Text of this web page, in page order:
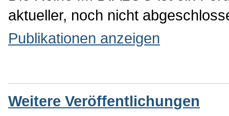
IM DIALOG
Publikationen anzeigen